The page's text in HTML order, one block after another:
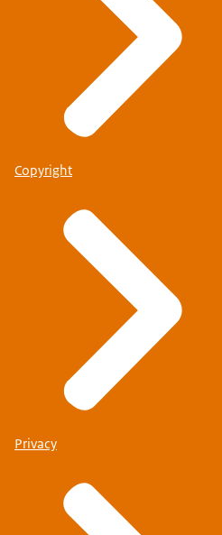
Copyright
Privacy